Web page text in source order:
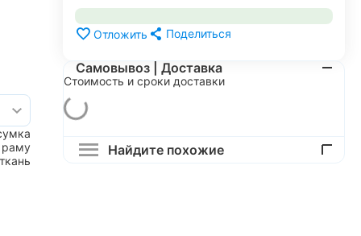
раму
ткань
Отложить Поделиться
Самовывоз | Доставка
Стоимость и сроки доставки
Найдите похожие